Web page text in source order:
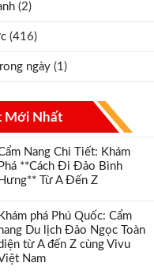
(2)
(416)
ngày (1)
Mới Nhất
Nang Chi Tiết: Khám
Phá **Cách Đi Đảo Bình
Hưng** Từ A Đến Z
Khám phá Phú Quốc: Cẩm
Du lịch Đảo Ngọc Toàn
từ A đến Z cùng Vivu
Nam